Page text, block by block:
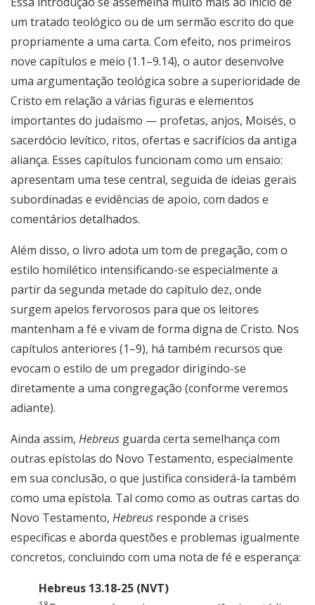
um tratado teológico ou de um sermão escrito do que
propriamente a uma carta. Com efeito, nos primeiros
nove capítulos e meio (1.1–9.14), o autor desenvolve
uma argumentação teológica sobre a superioridade de
Cristo em relação a várias figuras e elementos
importantes do judaísmo — profetas, anjos, Moisés, o
sacerdócio levítico, ritos, ofertas e sacrifícios da antiga
aliança. Esses capítulos funcionam como um ensaio:
apresentam uma tese central, seguida de ideias gerais
subordinadas e evidências de apoio, com dados e
comentários detalhados.
Além disso, o livro adota um tom de pregação, com o
estilo homilético intensificando-se especialmente a
partir da segunda metade do capítulo dez, onde
surgem apelos fervorosos para que os leitores
mantenham a fé e vivam de forma digna de Cristo. Nos
capítulos anteriores (1–9), há também recursos que
evocam o estilo de um pregador dirigindo-se
diretamente a uma congregação (conforme veremos
adiante).
Ainda assim, Hebreus guarda certa semelhança com
outras epístolas do Novo Testamento, especialmente
em sua conclusão, o que justifica considerá-la também
como uma epístola. Tal como como as outras cartas do
Novo Testamento, Hebreus responde a crises
específicas e aborda questões e problemas igualmente
concretos, concluindo com uma nota de fé e esperança:
Hebreus 13.18-25 (NVT)